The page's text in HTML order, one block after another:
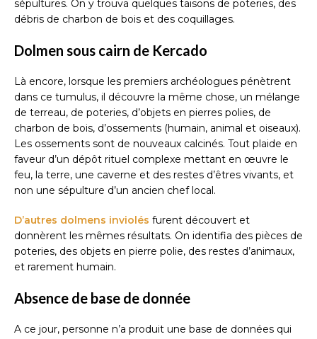
sépultures. On y trouva quelques taisons de poteries, des
débris de charbon de bois et des coquillages.
Dolmen sous cairn de Kercado
Là encore, lorsque les premiers archéologues pénètrent
dans ce tumulus, il découvre la même chose, un mélange
de terreau, de poteries, d’objets en pierres polies, de
charbon de bois, d’ossements (humain, animal et oiseaux).
Les ossements sont de nouveaux calcinés. Tout plaide en
faveur d’un dépôt rituel complexe mettant en œuvre le
feu, la terre, une caverne et des restes d’êtres vivants, et
non une sépulture d’un ancien chef local.
D’autres dolmens inviolés furent découvert et
donnèrent les mêmes résultats. On identifia des pièces de
poteries, des objets en pierre polie, des restes d’animaux,
et rarement humain.
Absence de base de donnée
A ce jour, personne n’a produit une base de données qui